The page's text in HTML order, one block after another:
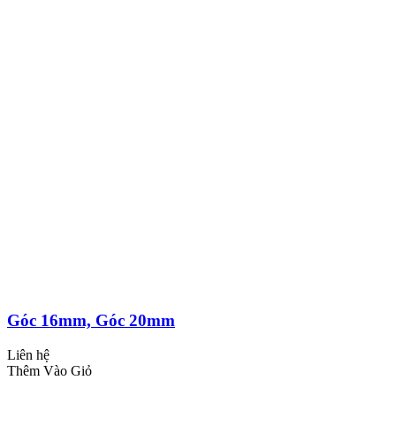
Góc 16mm, Góc 20mm
Liên hệ
Thêm Vào Giỏ